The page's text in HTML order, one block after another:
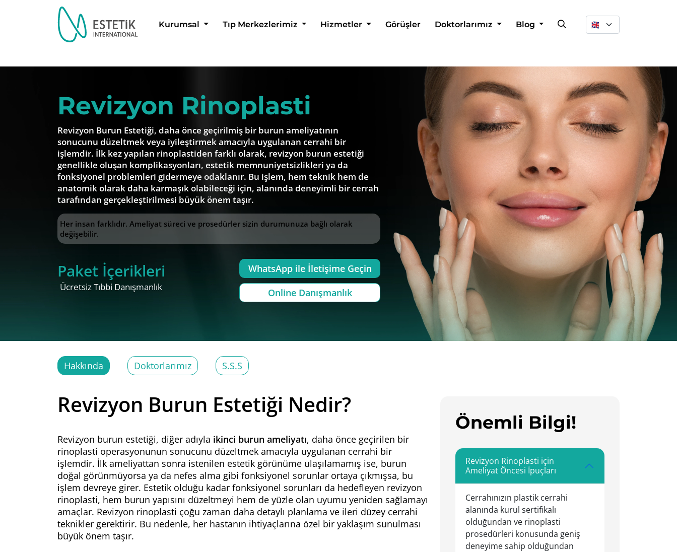
Dil Seçimi Kurumsal Tıp Merkezlerimiz Hizmetler Görüşler Doktorlarımız Blog Dil Seçimi
Revizyon Rinoplasti
Revizyon Burun Estetiği, daha önce geçirilmiş bir burun ameliyatının
sonucunu düzeltmek veya iyileştirmek amacıyla uygulanan cerrahi bir
işlemdir. İlk kez yapılan rinoplastiden farklı olarak, revizyon burun estetiği
genellikle oluşan komplikasyonları, estetik memnuniyetsizlikleri ya da
fonksiyonel problemleri gidermeye odaklanır. Bu işlem, hem teknik hem de
anatomik olarak daha karmaşık olabileceği için, alanında deneyimli bir cerrah
tarafından gerçekleştirilmesi büyük önem taşır.
Her insan farklıdır. Ameliyat süreci ve prosedürler sizin durumunuza bağlı olarak
değişebilir.
Paket İçerikleri
Ücretsiz Tıbbi Danışmanlık
WhatsApp ile İletişime Geçin
Online Danışmanlık
Hakkında Doktorlarımız S.S.S
Revizyon Burun Estetiği Nedir?
Revizyon burun estetiği, diğer adıyla ikinci burun ameliyatı, daha önce geçirilen bir
rinoplasti operasyonunun sonucunu düzeltmek amacıyla uygulanan cerrahi bir
işlemdir. İlk ameliyattan sonra istenilen estetik görünüme ulaşılamamış ise, burun
doğal görünmüyorsa ya da nefes alma gibi fonksiyonel sorunlar ortaya çıkmışsa, bu
işlem devreye girer. Estetik olduğu kadar fonksiyonel sorunları da hedefleyen revizyon
rinoplasti, hem burun yapısını düzeltmeyi hem de yüzle olan uyumu yeniden sağlamayı
amaçlar. Revizyon rinoplasti çoğu zaman daha detaylı planlama ve ileri düzey cerrahi
teknikler gerektirir. Bu nedenle, her hastanın ihtiyaçlarına özel bir yaklaşım sunulması
büyük önem taşır.
Önemli Bilgi!
Revizyon Rinoplasti için
Ameliyat Öncesi İpuçları
Cerrahınızın plastik cerrahi
alanında kurul sertifikalı
olduğundan ve rinoplasti
prosedürleri konusunda geniş
deneyime sahip olduğundan